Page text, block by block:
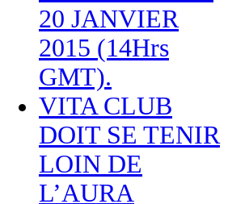
20 JANVIER
2015 (14Hrs
GMT).
VITA CLUB
DOIT SE TENIR
LOIN DE
L’AURA